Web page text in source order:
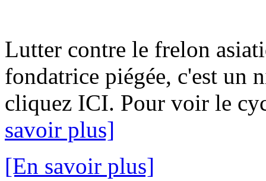
Lutter contre le frelon
fondatrice piégée, c'est un
cliquez ICI. Pour voir le
savoir plus]
[En savoir plus]